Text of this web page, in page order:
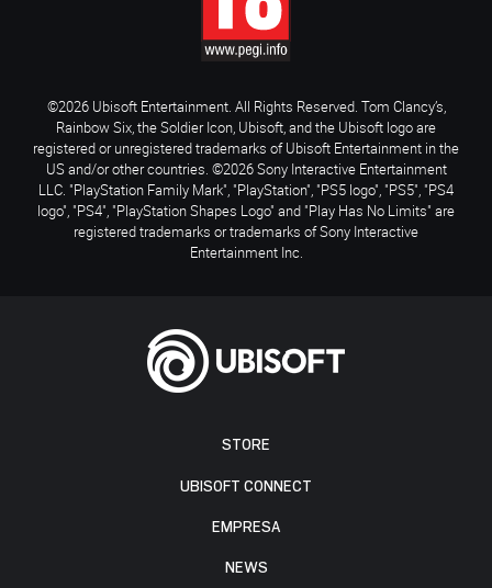
STORE
UBISOFT CONNECT
EMPRESA
NEWS
©2026 Ubisoft Entertainment. All Rights Reserved. Tom Clancy’s,
Rainbow Six, the Soldier Icon, Ubisoft, and the Ubisoft logo are
registered or unregistered trademarks of Ubisoft Entertainment in the
US and/or other countries. ©2026 Sony Interactive Entertainment
LLC. "PlayStation Family Mark", "PlayStation", "PS5 logo", "PS5", "PS4
logo", "PS4", "PlayStation Shapes Logo" and "Play Has No Limits" are
registered trademarks or trademarks of Sony Interactive
Entertainment Inc.